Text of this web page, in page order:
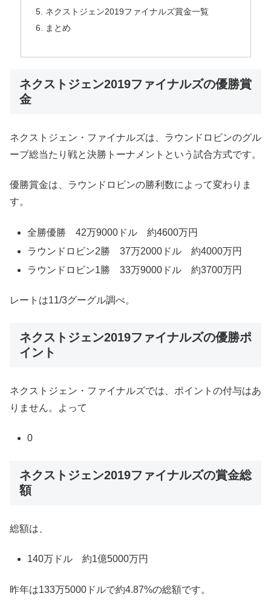
ネクストジェン2019ファイナルズ賞金一覧
まとめ
ネクストジェン2019ファイナルズの優勝賞
金
ネクストジェン・ファイナルズは、ラウンドロビンのグル
ープ総当たり戦と決勝トーナメントという試合方式です。
優勝賞金は、ラウンドロビンの勝利数によって変わりま
す。
全勝優勝 42万9000ドル 約4600万円
ラウンドロビン2勝 37万2000ドル 約4000万円
ラウンドロビン1勝 33万9000ドル 約3700万円
レートは11/3グーグル調べ。
ネクストジェン2019ファイナルズの優勝ポ
イント
ネクストジェン・ファイナルズでは、ポイントの付与はあ
りません。よって
0
ネクストジェン2019ファイナルズの賞金総
額
総額は、
140万ドル 約1億5000万円
昨年は133万5000ドルで約4.87%の総額です。